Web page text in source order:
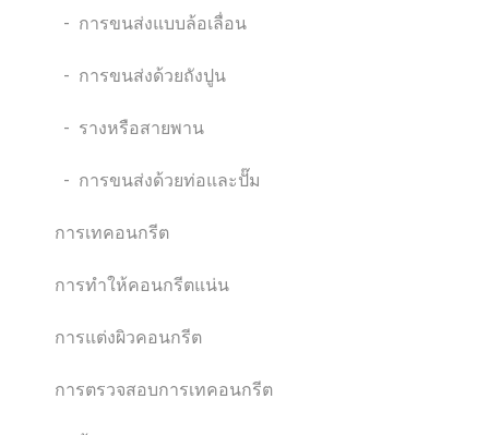
- การขนส่งแบบล้อเลื่อน
- การขนส่งด้วยถังปูน
- รางหรือสายพาน
- การขนส่งด้วยท่อและปั๊ม
การเทคอนกรีต
การทำให้คอนกรีตแน่น
การแต่งผิวคอนกรีต
การตรวจสอบการเทคอนกรีต